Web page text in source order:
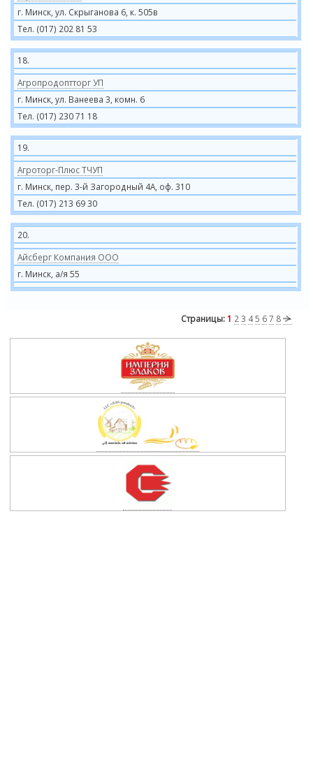
г. Минск, ул. Скрыганова 6, к. 505в
Тел. (017) 202 81 53
18.
Агропродоптторг УП
г. Минск, ул. Ванеева 3, комн. 6
Тел. (017) 230 71 18
19.
Агроторг-Плюс ТЧУП
г. Минск, пер. 3-й Загородный 4А, оф. 310
Тел. (017) 213 69 30
20.
Айсберг Компания ООО
г. Минск, а/я 55
Страницы: 1 2 3 45 67 8